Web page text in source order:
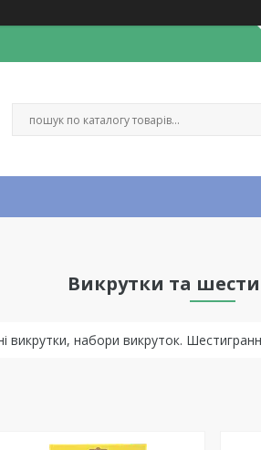
Викрутки та
викрутки, набори викруток.